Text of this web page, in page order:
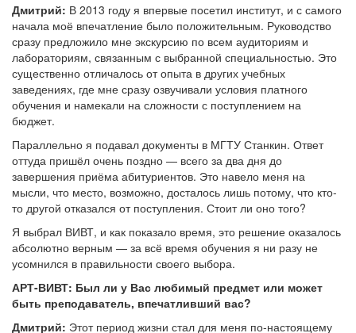
Дмитрий: В 2013 году я впервые посетил институт, и с самого
начала моё впечатление было положительным. Руководство
сразу предложило мне экскурсию по всем аудиториям и
лабораториям, связанным с выбранной специальностью. Это
существенно отличалось от опыта в других учебных
заведениях, где мне сразу озвучивали условия платного
обучения и намекали на сложности с поступлением на
бюджет.
Параллельно я подавал документы в МГТУ Станкин. Ответ
оттуда пришёл очень поздно — всего за два дня до
завершения приёма абитуриентов. Это навело меня на
мысли, что место, возможно, досталось лишь потому, что кто-
то другой отказался от поступления. Стоит ли оно того?
Я выбрал ВИВТ, и как показало время, это решение оказалось
абсолютно верным — за всё время обучения я ни разу не
усомнился в правильности своего выбора.
АРТ-ВИВТ: Был ли у Вас любимый предмет или может
быть преподаватель, впечатливший вас?
Дмитрий: Этот период жизни стал для меня по-настоящему